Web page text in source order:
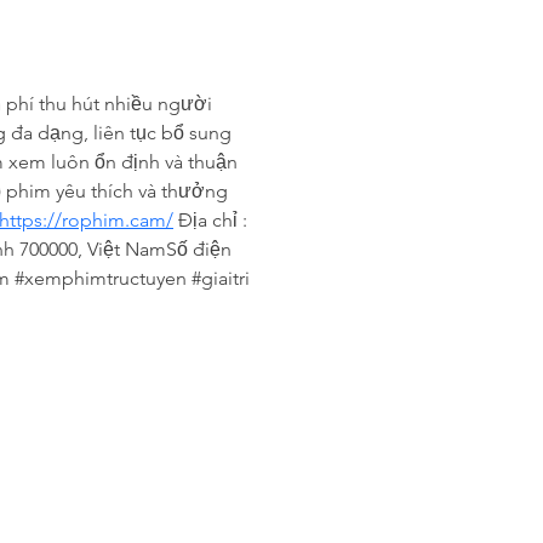
phí thu hút nhiều người
đa dạng, liên tục bổ sung
luôn ổn định và thuận
yêu thích và thưởng
https://rophim.cam/ Địa chỉ :
700000, Việt NamSố điện
#xemphimtructuyen #giaitri